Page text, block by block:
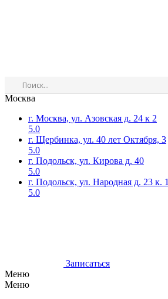
Москва
г. Москва, ул. Азовская д. 24 к 2
5.0
г. Щербинка, ул. 40 лет Октября, 3
5.0
г. Подольск, ул. Кирова д. 40
5.0
г. Подольск, ул. Народная д. 23 к. 1
5.0
Записаться
Меню
Меню